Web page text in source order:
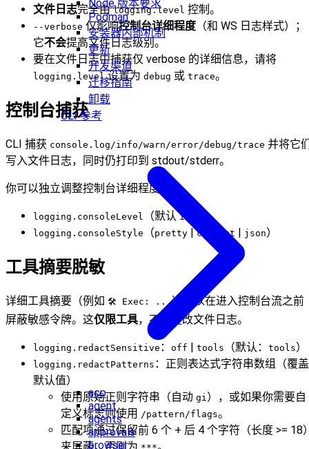
Node 版本要求
Podman
安装器内部机制
更新
开发渠道
迁移指南
卸载
CLI 参考
acp
agent
agents
approvals
browser
文件日志完全由logging.level 控制。
--verbose 仅影响控制台详细程度 （和 WS 日志样式）；
它不会提高文件日志级别。
要在文件日志中捕获仅 verbose 的详细信息，请将
logging.level设置为 debug 或 trace。
控制台捕获
CLI 捕获 console.log/info/warn/error/debug/trace 并将它
写入文件日志，同时仍打印到 stdout/stderr。
你可以独立调整控制台详细程度：
logging.consoleLevel （默认info ）
logging.consoleStyle （pretty |compact | json）
工具摘要脱敏
详细工具摘要（例如 🛠️ Exec: ...）可以在进入控制台流之前
屏蔽敏感令牌。这仅限工具，不会更改文件日志。
logging.redactSensitive ： off | tools （默认： tools）
logging.redactPatterns ：正则表达式字符串数组（覆盖
默认值）
使用原始正则字符串（自动 gi ），或如果你需要自
定义标志则使用 /pattern/flags。
匹配项通过保留前 6 个 + 后 4 个字符（长度 >= 18